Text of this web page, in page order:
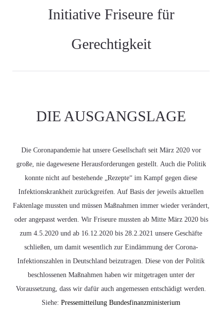
Initiative Friseure für
Gerechtigkeit
DIE AUSGANGSLAGE
Die Coronapandemie hat unsere Gesellschaft seit März 2020 vor
große, nie dagewesene Herausforderungen gestellt. Auch die Politik
konnte nicht auf bestehende „Rezepte“ im Kampf gegen diese
Infektionskrankheit zurückgreifen. Auf Basis der jeweils aktuellen
Faktenlage mussten und müssen Maßnahmen immer wieder verändert,
oder angepasst werden. Wir Friseure mussten ab Mitte März 2020 bis
zum 4.5.2020 und ab 16.12.2020 bis 28.2.2021 unsere Geschäfte
schließen, um damit wesentlich zur Eindämmung der Corona-
Infektionszahlen in Deutschland beizutragen. Diese von der Politik
beschlossenen Maßnahmen haben wir mitgetragen unter der
Voraussetzung, dass wir dafür auch angemessen entschädigt werden.
Siehe: Pressemitteilung Bundesfinanzministerium